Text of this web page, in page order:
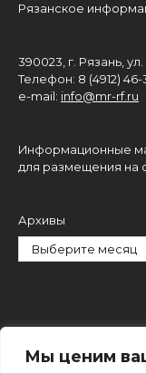
Мы ценим
Рязанское
390023, г. Рязань, ул.
Телефон: 8 (4912)
e-mail: info@mr-rf.ru
Информационные
для размещения на
Архивы